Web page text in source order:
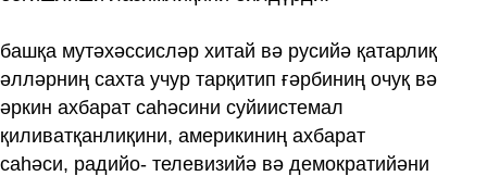
башқа мутәхәссисләр хитай вә русийә қатарлиқ
әлләрниң сахта учур тарқитип ғәрбиниң очуқ вә
әркин ахбарат саһәсини суйиистемал
қиливатқанлиқини, америкиниң ахбарат
саһәси, радийо- телевизийә вә демократийәни